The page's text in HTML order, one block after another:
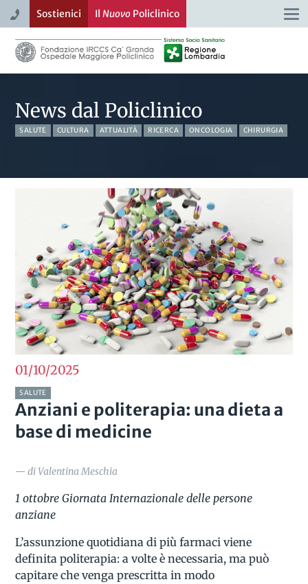
Sostienici Il NuovoPoliclinico
News dal Policlinico
SALUTE CULTURA ATTUALITÀ RICERCA ONCOLOGIA CHIRURGIA
01/102025
SALUTE
Anziani e politerapia: una dieta a
base di medicine
— di Valentina Meschia
1 ottobre Giornata Internazionale delle persone
anziane
L’assunzione quotidiana di più farmaci viene
definita politerapia: a volte è necessaria, ma può
capitare che venga prescritta in modo